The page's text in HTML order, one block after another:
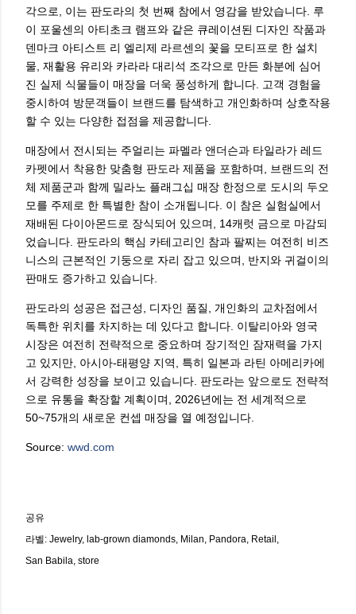
각으로, 이는 판도라의 첫 번째 참에서 영감을 받았습니다. 루
이 포울센의 아티초크 램프와 같은 큐레이션된 디자인 작품과
덴마크 아티스트 리 엘리제 라르센의 꽃을 모티프로 한 설치
물, 재활용 유리와 카라라 대리석 조각으로 만든 화분에 심어
진 실제 식물들이 매장을 더욱 풍성하게 합니다. 고객 경험을
중시하여 방문객들이 브랜드를 탐색하고 개인화하며 상호작용
할 수 있는 다양한 접점을 제공합니다.
매장에서 전시되는 주얼리는 파멜라 앤더슨과 타일라가 레드
카펫에서 착용한 맞춤형 판도라 제품을 포함하며, 브랜드의 전
체 제품군과 함께 밀라노 플래그십 매장 한정으로 도시의 두오
모를 주제로 한 특별한 참이 소개됩니다. 이 참은 실험실에서
재배된 다이아몬드로 장식되어 있으며, 14캐럿 금으로 마감되
었습니다. 판도라의 핵심 카테고리인 참과 팔찌는 여전히 비즈
니스의 근본적인 기둥으로 자리 잡고 있으며, 반지와 귀걸이의
판매도 증가하고 있습니다.
판도라의 성공은 접근성, 디자인 품질, 개인화의 교차점에서
독특한 위치를 차지하는 데 있다고 합니다. 이탈리아와 영국
시장은 여전히 전략적으로 중요하며 장기적인 잠재력을 가지
고 있지만, 아시아-태평양 지역, 특히 일본과 라틴 아메리카에
서 강력한 성장을 보이고 있습니다. 판도라는 앞으로도 전략적
으로 유통을 확장할 계획이며, 2026년에는 전 세계적으로
50~75개의 새로운 컨셉 매장을 열 예정입니다.
Source: wwd.com
공유
라벨: Jewelry lab-grown diamonds Milan Pandora Retail
San Babila store